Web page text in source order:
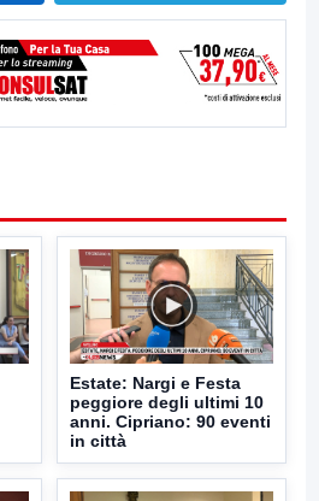
Estate: Nargi e Festa
peggiore degli ultimi 10
anni. Cipriano: 90 eventi
in città